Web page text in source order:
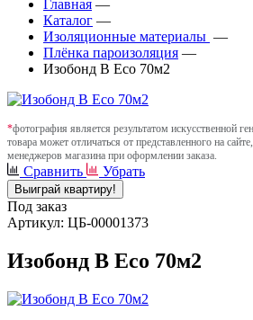
Главная —
Каталог —
Изоляционные материалы —
Плёнка пароизоляция —
Изобонд B Eco 70м2
*фотография является результатом искусственной
товара может отличаться от представленного на
менеджеров магазина при оформлении заказа.
Сравнить Убрать
Выиграй квартиру!
Под заказ
Артикул: ЦБ-00001373
Изобонд B Eco 70м2